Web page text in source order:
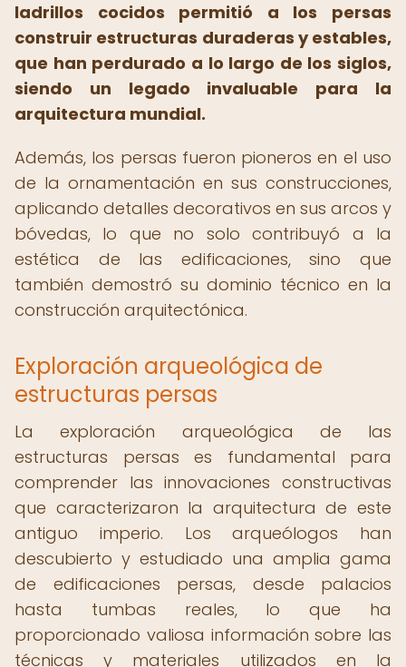
ladrillos cocidos permitió a los persas
construir estructuras duraderas y estables,
que han perdurado a lo largo de los siglos,
siendo un legado invaluable para la
arquitectura mundial.
Además, los persas fueron pioneros en el uso
de la ornamentación en sus construcciones,
aplicando detalles decorativos en sus arcos y
bóvedas, lo que no solo contribuyó a la
estética de las edificaciones, sino que
también demostró su dominio técnico en la
construcción arquitectónica.
Exploración arqueológica de
estructuras persas
La exploración arqueológica de las
estructuras persas es fundamental para
comprender las innovaciones constructivas
que caracterizaron la arquitectura de este
antiguo imperio. Los arqueólogos han
descubierto y estudiado una amplia gama
de edificaciones persas, desde palacios
hasta tumbas reales, lo que ha
proporcionado valiosa información sobre las
técnicas y materiales utilizados en la